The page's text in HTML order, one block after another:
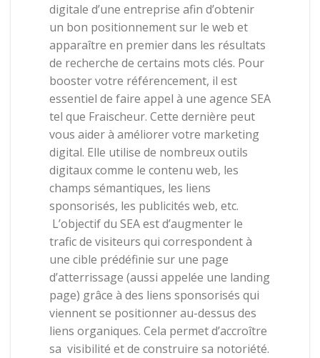
digitale d’une entreprise afin d’obtenir
un bon positionnement sur le web et
apparaître en premier dans les résultats
de recherche de certains mots clés. Pour
booster votre référencement, il est
essentiel de faire appel à une agence SEA
tel que Fraischeur. Cette dernière peut
vous aider à améliorer votre marketing
digital. Elle utilise de nombreux outils
digitaux comme le contenu web, les
champs sémantiques, les liens
sponsorisés, les publicités web, etc.
L’objectif du SEA est d’augmenter le
trafic de visiteurs qui correspondent à
une cible prédéfinie sur une page
d’atterrissage (aussi appelée une landing
page) grâce à des liens sponsorisés qui
viennent se positionner au-dessus des
liens organiques. Cela permet d’accroître
sa visibilité et de construire sa notoriété.